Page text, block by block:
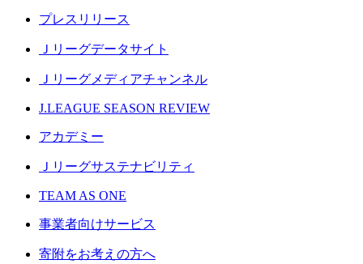
プレスリリース
Ｊリーグデータサイト
Ｊリーグメディアチャンネル
J.LEAGUE SEASON REVIEW
アカデミー
Ｊリーグサステナビリティ
TEAM AS ONE
事業者向けサービス
寄附をお考えの方へ